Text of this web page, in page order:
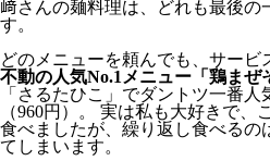
﨑さんの麺料理は、どれも最後の
す。
どのメニューを頼んでも、サー
不動の人気No.1メニュー「鶏まぜ
「さるたひこ」でダントツ一番人
（960円）。 実は私も大好きで、
食べましたが、繰り返し食べるの
てしまいます。